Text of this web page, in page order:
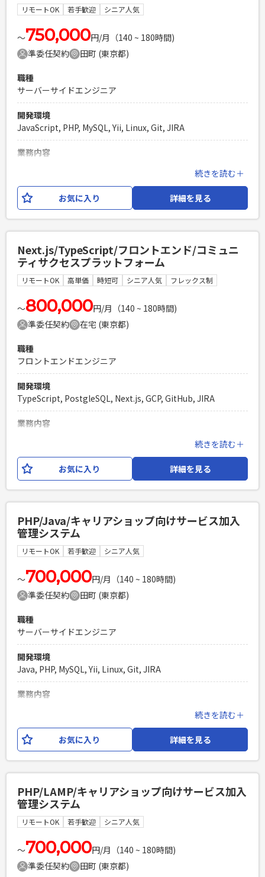
・エンジニア歴10年以上 ・PHPでの実務経験4,5年以上 ・
LaravelやCakePHPなどのFWの使用経験 ・フロントエンドの
開発経験 ・AWS（EC2など）のご経験
PHPを用いたWebサービスの開発経験4年以上
Laravelを用いた開発経験1年以上
エンジニア複数人のチームでの開発経験
リモートOK 若手歓迎 シニア人気
〜750,000円/月（140 ~ 180時間)
準委任契約
田町 (東京都)
職種
サーバーサイドエンジニア
開発環境
JavaScript, PHP, MySQL, Yii, Linux, Git, JIRA
業務内容
ポンやポイントなどの 特典を管理する機能を外部へAPI提供す
るシステムの開発となります。 設計～開発～テスト、保守ま
での工程をスクラム開発体制にて実施する。 【開発環境】
・LAMP環境での開発経験が2年以上 ・要件定義、基本設計の
上流工程の経験が2年以上 ・HTML/CSS/JavaScriptの基本的
な知識を有すること ・総合テストの試験項目作成、実施経験
を有すること ・スクラム開発体制に参画したことがあること
PHPを用いたWebサービスの開発経験4年以上
Laravelを用いた開発経験1年以上
エンジニア複数人のチームでの開発経験
続きを読む＋
お気に入り 詳細を見る
Next.js/TypeScript/フロントエンド/コミュニ
ティサクセスプラットフォーム
リモートOK 高単価 時短可 シニア人気 フレックス制
〜800,000円/月（140 ~ 180時間)
準委任契約
在宅 (東京都)
職種
フロントエンドエンジニア
開発環境
TypeScript, PostgleSQL, Next.js, GCP, GitHub, JIRA
業務内容
ントエンド領域における開発業務をお任せします。 【想定さ
れる業務内容】 ・顧客が簡単に情報を得られるよう、ユーザ
ーフローや情報設計を踏まえた画面構成の作成 ・様々なフィ
装 【開発環境】 言語/FW：TypeScript,Next.js(App Router)
インフラ：Google Cloud DB：PostgreSQL ツール：
Jira,GitHub,NotionSlack その他：Recharts.js, Drizzle
必須スキル
・Next.js(App Router), TypeScriptを使ったWebアプリケー
ション開発の経験 ・Gitを利用したチーム開発の経験 ・自動テ
ドキュメント）を元にしたフロントエンド実装の経験 ・UI/UX
の基本的な知識（ユーザーフロー、情報設計など）
PHPを用いたWebサービスの開発経験4年以上
Laravelを用いた開発経験1年以上
エンジニア複数人のチームでの開発経験
続きを読む＋
お気に入り 詳細を見る
PHP/Java/キャリアショップ向けサービス加入
管理システム
リモートOK 若手歓迎 シニア人気
〜700,000円/月（140 ~ 180時間)
準委任契約
田町 (東京都)
職種
サーバーサイドエンジニア
開発環境
Java, PHP, MySQL, Yii, Linux, Git, JIRA
業務内容
キャリアショップでの端末契約と同時に行われる付加サービス
の加入／退会の受け付け、 各種付加サービスを管理するバッ
クエンドシステムへオーダーを発行するシステム。 その他、
合テスト（上流工程）の実施 ・詳細設計～開発～単体試験、
結合試験（下流工程）の実施 【開発環境】
PHP,Java,Yii2,AWS,MySQL,Linux,SVN,Git,JIRA
必須スキル
・LAMP環境での開発経験が1年以上 ・Java（POJO）の開発
経験を2年以上有すること ・HTML/CSS/JavaScriptの基本的
続きを読む＋
お気に入り 詳細を見る
PHP/LAMP/キャリアショップ向けサービス加入
管理システム
リモートOK 若手歓迎 シニア人気
〜700,000円/月（140 ~ 180時間)
準委任契約
田町 (東京都)